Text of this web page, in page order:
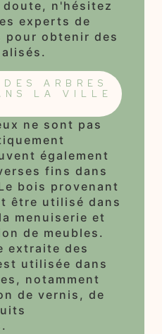
doute, n'hésitez
experts de
pour obtenir des
ARBRES
LA VILLE
ne sont pas
également
fins dans
bois provenant
être utilisé dans
menuiserie et
de meubles.
extraite des
utilisée dans
notamment
de vernis, de